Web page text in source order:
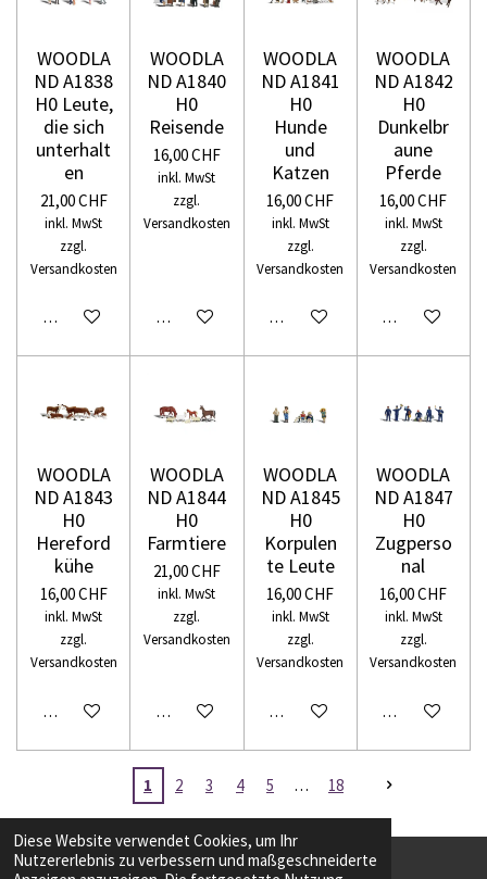
Diese Website verwendet Cookies, um Ihr
Nutzererlebnis zu verbessern und maßgeschneiderte
WOODLA
ND A1838
H0 Leute,
die sich
unterhalt
en
21,00 CHF
inkl. MwSt
zzgl.
Versandkosten
In den Warenkorb
WOODLA
ND A1840
H0
Reisende
16,00 CHF
inkl. MwSt
zzgl.
Versandkosten
In den Warenkorb
WOODLA
ND A1841
H0
Hunde
und
Katzen
16,00 CHF
inkl. MwSt
zzgl.
Versandkosten
In den Warenkorb
WOODLA
ND A1842
H0
Dunkelbr
aune
Pferde
16,00 CHF
inkl. MwSt
zzgl.
Versandkosten
In den
WOODLA
ND A1843
H0
Hereford
kühe
16,00 CHF
inkl. MwSt
zzgl.
Versandkosten
In den Warenkorb
WOODLA
ND A1844
H0
Farmtiere
21,00 CHF
inkl. MwSt
zzgl.
Versandkosten
In den Warenkorb
WOODLA
ND A1845
H0
Korpulen
te Leute
16,00 CHF
inkl. MwSt
zzgl.
Versandkosten
In den Warenkorb
WOODLA
ND A1847
H0
Zugperso
nal
16,00 CHF
inkl. MwSt
zzgl.
Versandkosten
In den
1 2 3 4 5 18